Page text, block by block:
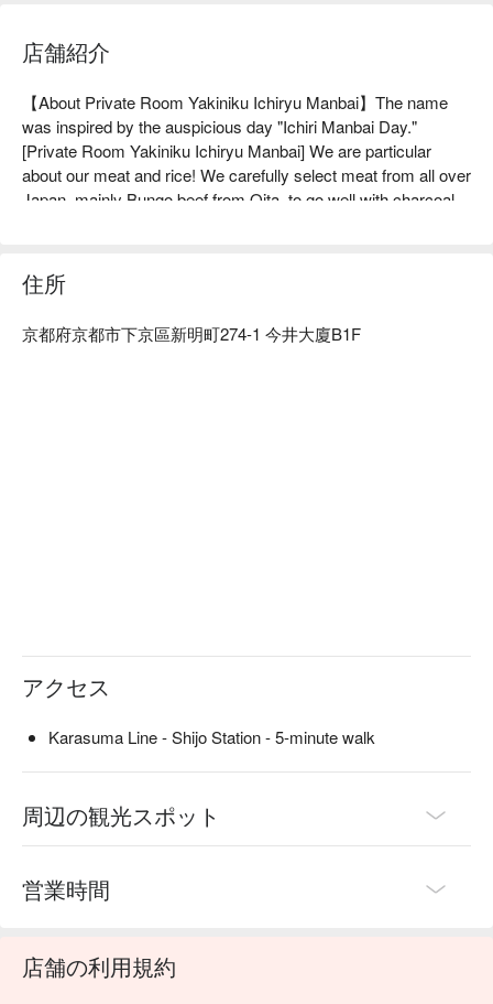
店舗紹介
【About Private Room Yakiniku Ichiryu Manbai】The name
was inspired by the auspicious day "Ichiri Manbai Day."
[Private Room Yakiniku Ichiryu Manbai] We are particular
about our meat and rice! We carefully select meat from all over
Japan, mainly Bungo beef from Oita, to go well with charcoal
cooked in a hagama pot one by one after receiving your order.
Please enjoy our meat and rice in a private room without
the origin of the name "Ichiryu Manbai".
住所
京都府京都市下京區新明町274-1 今井大廈B1F
アクセス
Karasuma Line - Shijo Station - 5-minute walk
周辺の観光スポット
営業時間
店舗の利用規約